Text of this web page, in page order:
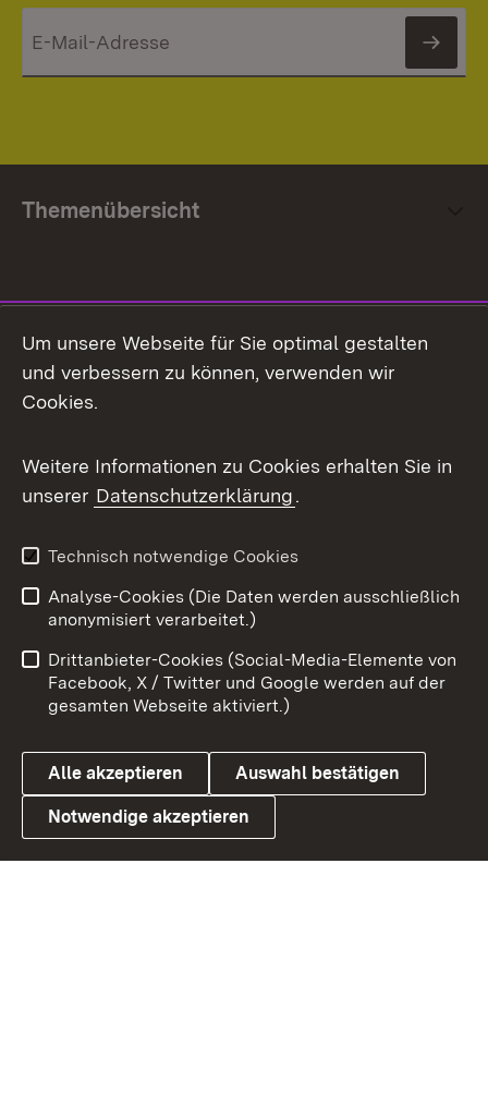
Themenübersicht
Facebook
X / Twitter
Youtube
Link zum Landesportal
Impressum
Kontakt
Barrierefreiheit
Datenschutz
Cookies
Um unsere Webseite für Sie optimal gestalten
und verbessern zu können, verwenden wir
Cookies.
Weitere Informationen zu Cookies erhalten Sie in
unserer Datenschutzerklärung.
Technisch notwendige Cookies
Analyse-Cookies (Die Daten werden ausschließlich
anonymisiert verarbeitet.)
Drittanbieter-Cookies (Social-Media-Elemente von
Facebook, X / Twitter und Google werden auf der
gesamten Webseite aktiviert.)
Alle akzeptieren Auswahl bestätigen
Notwendige akzeptieren